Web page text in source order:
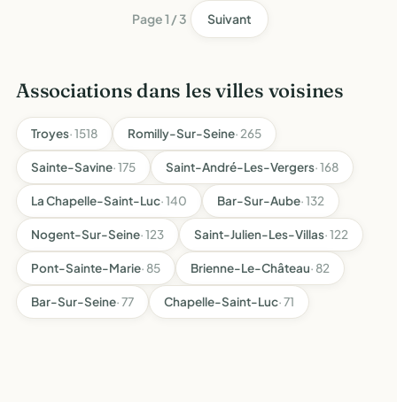
Page 1 / 3 Suivant
Associations dans les villes voisines
Troyes· 1518 Romilly-Sur-Seine· 265
Sainte-Savine· 175 Saint-André-Les-Vergers· 168
La Chapelle-Saint-Luc· 140 Bar-Sur-Aube· 132
Nogent-Sur-Seine· 123 Saint-Julien-Les-Villas· 122
Pont-Sainte-Marie· 85 Brienne-Le-Château· 82
Bar-Sur-Seine· 77 Chapelle-Saint-Luc· 71